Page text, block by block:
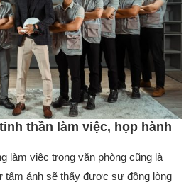
thần làm việc, họp hành
làm việc trong văn phòng cũng là
tấm ảnh sẽ thấy được sự đồng lòng